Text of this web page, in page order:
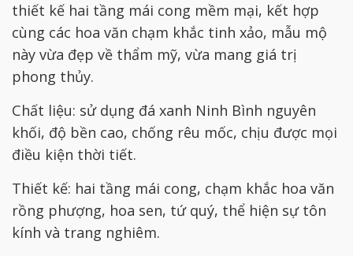
thiết kế hai tầng mái cong mềm mại, kết hợp
cùng các hoa văn chạm khắc tinh xảo, mẫu mộ
này vừa đẹp về thẩm mỹ, vừa mang giá trị
phong thủy.
Chất liệu: sử dụng đá xanh Ninh Bình nguyên
khối, độ bền cao, chống rêu mốc, chịu được mọi
điều kiện thời tiết.
Thiết kế: hai tầng mái cong, chạm khắc hoa văn
rồng phượng, hoa sen, tứ quý, thể hiện sự tôn
kính và trang nghiêm.